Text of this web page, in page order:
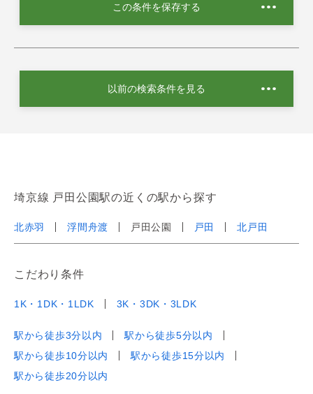
この条件を保存する
以前の検索条件を見る
埼京線 戸田公園駅の近くの駅から探す
北赤羽 浮間舟渡 戸田公園 戸田 北戸田
こだわり条件
1K・1DK・1LDK 3K・3DK・3LDK
駅から徒歩3分以内
駅から徒歩5分以内
駅から徒歩10分以内
駅から徒歩15分以内
駅から徒歩20分以内